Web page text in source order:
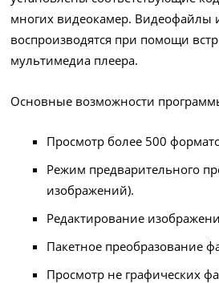
многих видеокамер. Видеофайлы
воспроизводятся при помощи
мультимедиа плеера.
Основные возможности
Просмотр более 500
Режим предварительного
изображений).
Редактирование
Пакетное преобразование
Просмотр не графических